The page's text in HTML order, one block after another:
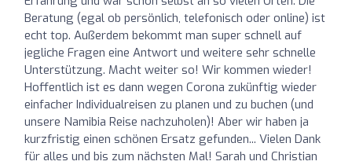
Beratung (egal ob persönlich, telefonisch oder online) ist
echt top. Außerdem bekommt man super schnell auf
jegliche Fragen eine Antwort und weitere sehr schnelle
Unterstützung. Macht weiter so! Wir kommen wieder!
Hoffentlich ist es dann wegen Corona zukünftig wieder
einfacher Individualreisen zu planen und zu buchen (und
unsere Namibia Reise nachzuholen)! Aber wir haben ja
kurzfristig einen schönen Ersatz gefunden... Vielen Dank
für alles und bis zum nächsten Mal! Sarah und Christian